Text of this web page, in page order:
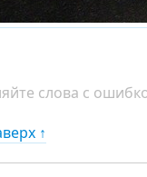
слова с
↑